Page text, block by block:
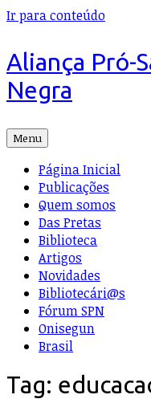
Ir para conteúdo
Aliança Pró-
Negra
Menu
Página Inicial
Publicações
Quem somos
Das Pretas
Biblioteca
Artigos
Novidades
Bibliotecári@s
Fórum SPN
Onisegun
Brasil
Tag: